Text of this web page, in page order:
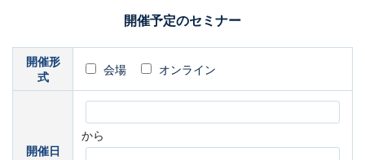
開催予定のセミナー
開催形
式
会場 オンライン
開催日
から